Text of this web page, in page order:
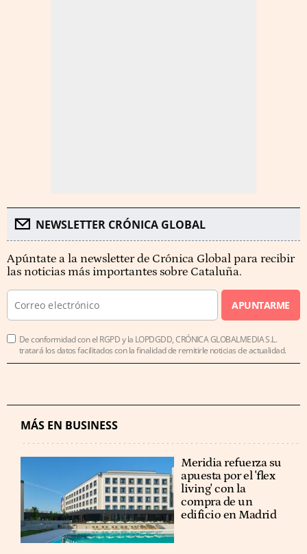
NEWSLETTER CRÓNICA GLOBAL
Apúntate a la newsletter de Crónica Global para recibir
las noticias más importantes sobre Cataluña.
APUNTARME
De conformidad con el RGPD y la LOPDGDD, CRÓNICA GLOBALMEDIA S.L.
tratará los datos facilitados con la finalidad de remitirle noticias de actualidad.
MÁS EN BUSINESS
Meridia refuerza su
apuesta por el 'flex
living' con la
compra de un
edificio en Madrid